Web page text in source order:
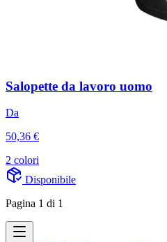
Salopette da lavoro uomo
Da
50,36 €
2 colori
Disponibile
Pagina 1 di 1